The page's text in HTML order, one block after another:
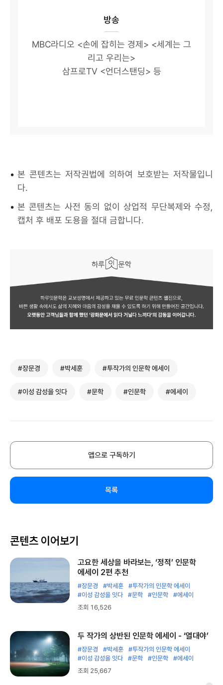
방송
MBC라디오 <손에 잡히는 경제> <세계는 그
리고 우리는>
삼프로TV <언더스탠딩> 등
• 본 콘텐츠는 저작권법에 의하여 보호받는 저작물입니
다.
• 본 콘텐츠는 사전 동의 없이 상업적 무단복제와 수정,
캡처 후 배포 도용을 절대 금합니다.
#장문경 #박세훈 #투작가의 인문학 에세이
#이성 감성을 잇다 #문학 #인문학 #에세이
앱으로 구독하기
목록
콘텐츠 이어보기
고요한 세상을 바라보는, ‘정적’ 인문학
에세이 2편 추천
#장문경 #박세훈
#투작가의 인문학 에세이
#이성 감성을 잇다
#문학 #인문학
#에세이
조회 16,526
두 작가의 상반된 인문학 에세이 - ‘열대야’
#장문경 #박세훈
#투작가의 인문학 에세이
#이성 감성을 잇다
#문학 #인문학
#에세이
조회 25,667